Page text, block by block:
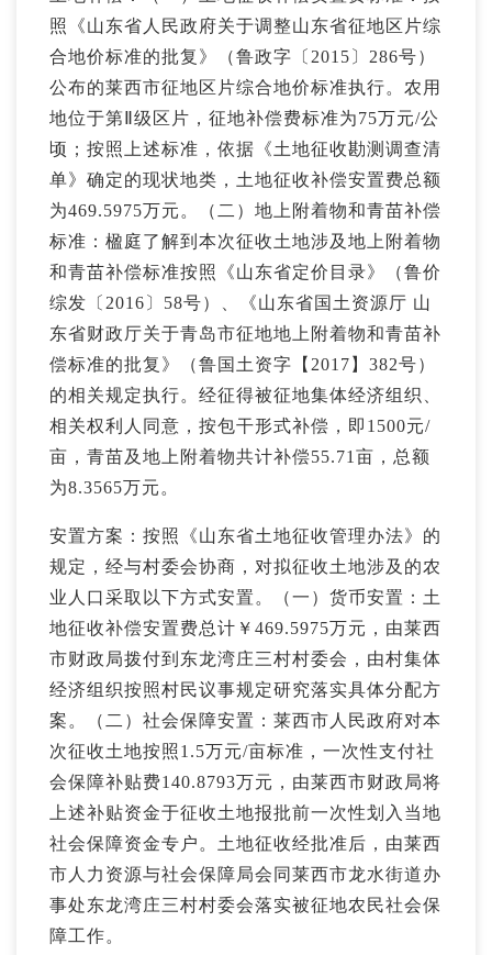
照《山东省人民政府关于调整山东省征地区片综
合地价标准的批复》（鲁政字〔2015〕286号）
公布的莱西市征地区片综合地价标准执行。农用
地位于第Ⅱ级区片，征地补偿费标准为75万元/公
顷；按照上述标准，依据《土地征收勘测调查清
单》确定的现状地类，土地征收补偿安置费总额
为469.5975万元。（二）地上附着物和青苗补偿
标准：楹庭了解到本次征收土地涉及地上附着物
和青苗补偿标准按照《山东省定价目录》（鲁价
综发〔2016〕58号）、《山东省国土资源厅 山
东省财政厅关于青岛市征地地上附着物和青苗补
偿标准的批复》（鲁国土资字【2017】382号）
的相关规定执行。经征得被征地集体经济组织、
相关权利人同意，按包干形式补偿，即1500元/
亩，青苗及地上附着物共计补偿55.71亩，总额
为8.3565万元。
安置方案：按照《山东省土地征收管理办法》的
规定，经与村委会协商，对拟征收土地涉及的农
业人口采取以下方式安置。（一）货币安置：土
地征收补偿安置费总计￥469.5975万元，由莱西
市财政局拨付到东龙湾庄三村村委会，由村集体
经济组织按照村民议事规定研究落实具体分配方
案。（二）社会保障安置：莱西市人民政府对本
次征收土地按照1.5万元/亩标准，一次性支付社
会保障补贴费140.8793万元，由莱西市财政局将
上述补贴资金于征收土地报批前一次性划入当地
社会保障资金专户。土地征收经批准后，由莱西
市人力资源与社会保障局会同莱西市龙水街道办
事处东龙湾庄三村村委会落实被征地农民社会保
障工作。